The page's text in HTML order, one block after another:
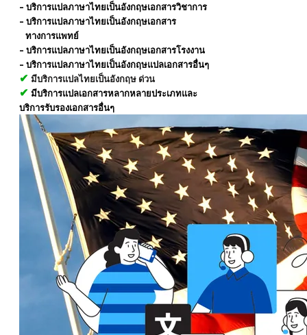
- บริการแปลภาษาไทยเป็นอังกฤษเอกสารวิชาการ
- บริการแปลภาษาไทยเป็นอังกฤษเอกสาร
​ ทางการแพทย์
- บริการแปลภาษาไทยเป็นอังกฤษเอกสารโรงงาน
- บริการแปลภาษาไทยเป็นอังกฤษแปลเอกสารอื่นๆ
✔ มีบริการแปลไทยเป็นอังกฤษ ด่วน
✔ มีบริการแปลเอกสารหลากหลายประเภทและ
​บริการรับรองเอกสารอื่นๆ